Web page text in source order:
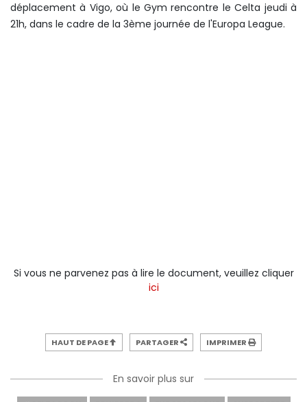
déplacement à Vigo, où le Gym rencontre le Celta jeudi à
21h, dans le cadre de la 3ème journée de l'Europa League.
Si vous ne parvenez pas à lire le document, veuillez cliquer
ici
HAUT DE PAGE PARTAGER IMPRIMER
En savoir plus sur